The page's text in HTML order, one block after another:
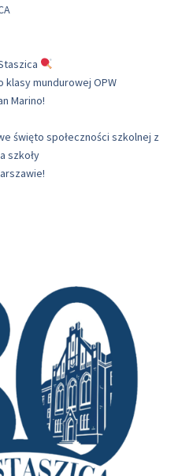
mundurowej OPW
Marino!
święto społeczności szkolnej z
szkoły